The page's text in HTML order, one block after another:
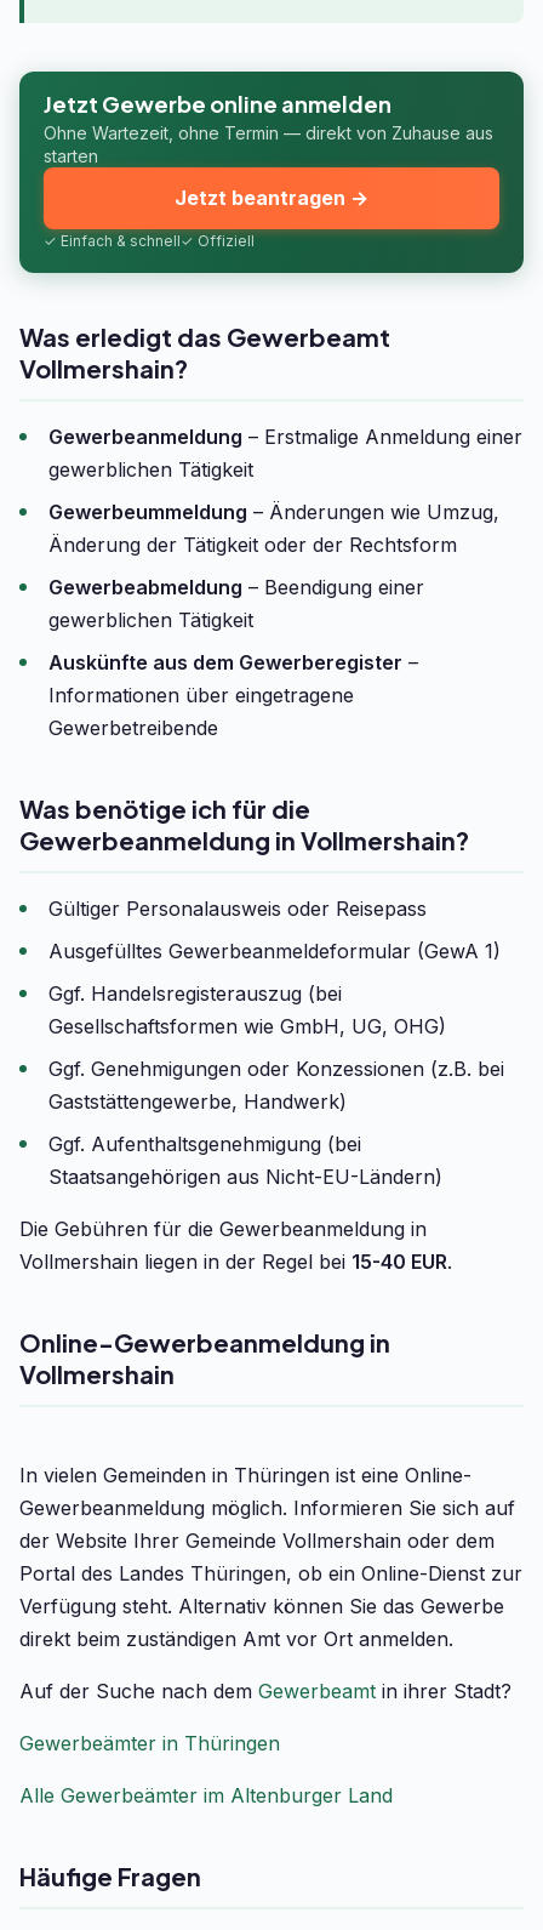
Jetzt Gewerbe online anmelden
Ohne Wartezeit, ohne Termin — direkt von Zuhause aus
starten
✓ Einfach & schnell✓ Offiziell
Jetzt beantragen →
Was erledigt das Gewerbeamt
Vollmershain?
Gewerbeanmeldung – Erstmalige Anmeldung einer
gewerblichen Tätigkeit
Gewerbeummeldung – Änderungen wie Umzug,
Änderung der Tätigkeit oder der Rechtsform
Gewerbeabmeldung – Beendigung einer
gewerblichen Tätigkeit
Auskünfte aus dem Gewerberegister –
Informationen über eingetragene
Gewerbetreibende
Was benötige ich für die
Gewerbeanmeldung in Vollmershain?
Gültiger Personalausweis oder Reisepass
Ausgefülltes Gewerbeanmeldeformular (GewA 1)
Ggf. Handelsregisterauszug (bei
Gesellschaftsformen wie GmbH, UG, OHG)
Ggf. Genehmigungen oder Konzessionen (z.B. bei
Gaststättengewerbe, Handwerk)
Ggf. Aufenthaltsgenehmigung (bei
Staatsangehörigen aus Nicht-EU-Ländern)
Die Gebühren für die Gewerbeanmeldung in
Vollmershain liegen in der Regel bei 15-40 EUR.
Online-Gewerbeanmeldung in
Vollmershain
In vielen Gemeinden in Thüringen ist eine Online-
Gewerbeanmeldung möglich. Informieren Sie sich auf
der Website Ihrer Gemeinde Vollmershain oder dem
Portal des Landes Thüringen, ob ein Online-Dienst zur
Verfügung steht. Alternativ können Sie das Gewerbe
direkt beim zuständigen Amt vor Ort anmelden.
Auf der Suche nach dem Gewerbeamt in ihrer Stadt?
Gewerbeämter in Thüringen
Alle Gewerbeämter im Altenburger Land
Häufige Fragen